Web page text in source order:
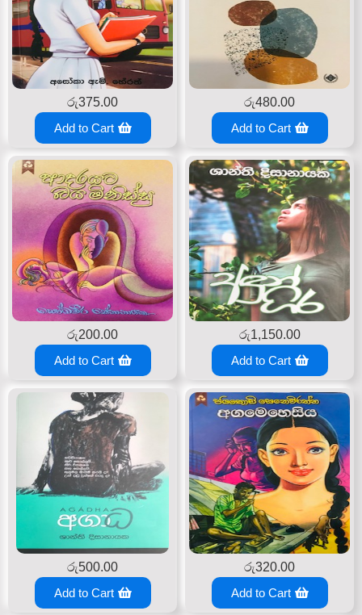
රු375.00
Add to Cart
රු480.00
Add to Cart
රු200.00
Add to Cart
රු1,150.00
Add to Cart
රු500.00
Add to Cart
රු320.00
Add to Cart